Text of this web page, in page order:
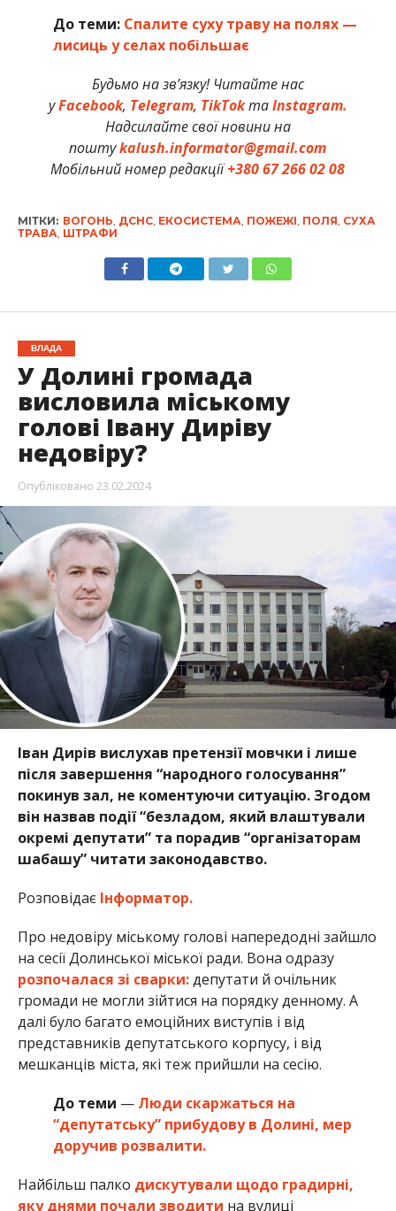
До теми: Спалите суху траву на полях —
лисиць у селах побільшає
Будьмо на зв’язку! Читайте нас
уFacebook, Telegram, TikTokтаInstagram.
Надсилайте свої новини на
поштуkalush.informator@gmail.com
Мобільний номер редакції+380 67 266 02 08
МІТКИ: ВОГОНЬ ДСНС, ЕКОСИСТЕМА ПОЖЕЖІ ПОЛЯ СУХА
ТРАВА ШТРАФИ
ВЛАДА
У Долині громада
висловила міському
голові Івану Диріву
недовіру?
Опубліковано 23.02.2024
Іван Дирів вислухав претензії мовчки і лише
після завершення “народного голосування”
покинув зал, не коментуючи ситуацію. Згодом
він назвав події “безладом, який влаштували
окремі депутати” та порадив “організаторам
шабашу” читати законодавство.
Розповідає Інформатор.
Про недовіру міському голові напередодні зайшло
на сесії Долинської міської ради. Вона одразу
розпочалася зі сварки:депутати й очільник
громади не могли зійтися на порядку денному. А
далі було багато емоційних виступів і від
представників депутатського корпусу, і від
мешканців міста, які теж прийшли на сесію.
До теми — Люди скаржаться на
“депутатську” прибудову в Долині, мер
доручив розвалити.
Найбільш палко дискутували щодо градирні,
яку днями почали зводити на вулиці